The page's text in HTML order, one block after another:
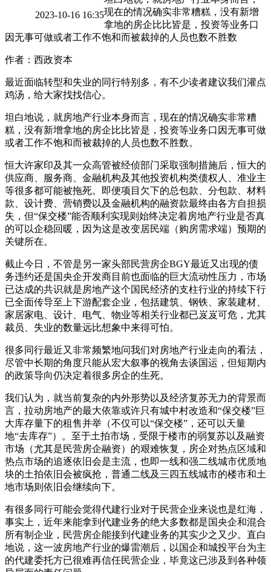
2023-10-16 16:35现在的情况确实非常糟糕，没有新增
拿地的房企比比皆是，投资等业务口
因无事可做或者工作不饱和而被裁掉的人员也数不胜数
作者：西政资本
最近面临转型和失业的同行特别多，有不少读者建议我们灌点
鸡汤，给大家找找信心。
坦白地说，就房地产行业本身而言，现在的情况确实非常糟
糕，没有新增拿地的房企比比皆是，投资等业务口因无事可做
或者工作不饱和而被裁掉的人员也数不胜数。
恒大许家印及其一众高管被经侦部门采取强制措施后，恒大的
供应商、服务商、金融机构及其他投资机构类债权人、准业主
等很多都可能被拖死。即便项目欠下的总包款、分包款、材料
款、设计费、营销费以及金融机构的融资款最终由各方自担损
失，但“保交楼”能否顺利实现则始终决定着房地产行业是否真
的可以企稳回暖，因为这是改变居民端（购房需求端）预期的
关键所在。
截止今日，不管是另一家头部民营房企BGY最近又出现的债
务违约还是国央企开发商目前也面临的巨大流动性压力，市场
已达成的共识就是房地产这个国民经济的支柱行业的持续下行
已全面传导至上下游配套企业，包括建筑、钢铁、家装建材、
家居家电、设计、电气、物业等相关行业都已岌岌可危，尤其
裁员、失业的数量远比想象中来得可怕。
很多同行最近又非常频繁地问我们对房地产行业走向的看法，
尽管中长期的角度只能从宏大叙事的视角去谈国运，但短期内
的政策导向仍决定着很多房企的生死。
我们认为，就当前复杂的内外形势以及经济复苏无力的背景而
言，拉动房地产的最大依靠或许只有城中村改造和“保交楼”巨
大库存量下的租售并举（不仅可以“保交楼”，还可以天量
地“去库存”）。至于土拍市场，受限于楼市的弱复苏以及融资
市场（尤其是民营房企融资）的艰难恢复，房企对热点区域和
热点市场的追逐依旧会是主流，也即一线和强二线城市优质地
块的土拍依旧会被疯抢，普通二线及三四五线城市的楼市和土
地市场则依旧会继续向下。
有很多同行可能会觉得代建行业对于民营企业来说也是红海，
事实上，近年来能拿到代建业务的绝大多数都是国央企和混合
所有制企业，民营房企能接到代建业务的其实少之又少。直白
地说，这一波房地产行业的爆雷潮后，以国企和城投平台为主
的代建委托方已很难再信任民营企业，毕竟这已涉及到各种领